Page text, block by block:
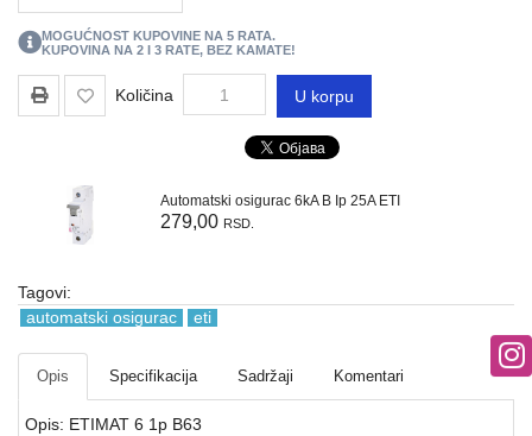
I
GROMOBRANSKA
MATERIJAL
BOJLERI
I
MASINE
REZERVNI
MOGUĆNOST KUPOVINE NA 5 RATA.
KUPOVINA NA 2 I 3 RATE, BEZ KAMATE!
Količina U korpu
Automatski osigurac 6kA B Ip 25A ETI
279,00 RSD.
Tagovi:
automatski osigurac
eti
Opis Specifikacija Sadržaji Komentari
Opis: ETIMAT 6 1p B63